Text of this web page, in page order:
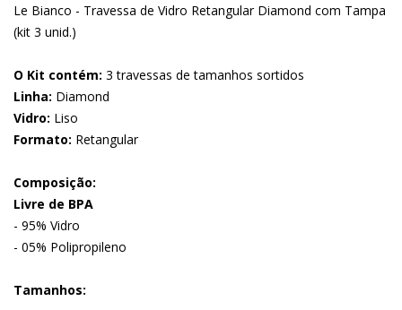
Le Bianco - Travessa de Vidro Retangular Diamond com Tampa
(kit 3 unid.)
O Kit contém: 3 travessas de tamanhos sortidos
Linha: Diamond
Vidro: Liso
Formato: Retangular
Composição:
Livre de BPA
- 95% Vidro
- 05% Polipropileno
Tamanhos: